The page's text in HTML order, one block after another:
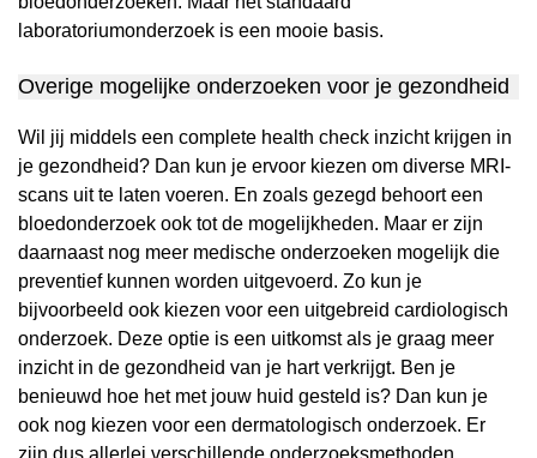
laboratoriumonderzoek is een mooie basis.
Overige mogelijke onderzoeken voor je gezondheid
Wil jij middels een complete health check inzicht krijgen in
je gezondheid? Dan kun je ervoor kiezen om diverse MRI-
scans uit te laten voeren. En zoals gezegd behoort een
bloedonderzoek ook tot de mogelijkheden. Maar er zijn
daarnaast nog meer medische onderzoeken mogelijk die
preventief kunnen worden uitgevoerd. Zo kun je
bijvoorbeeld ook kiezen voor een uitgebreid cardiologisch
onderzoek. Deze optie is een uitkomst als je graag meer
inzicht in de gezondheid van je hart verkrijgt. Ben je
benieuwd hoe het met jouw huid gesteld is? Dan kun je
ook nog kiezen voor een dermatologisch onderzoek. Er
zijn dus allerlei verschillende onderzoeksmethoden